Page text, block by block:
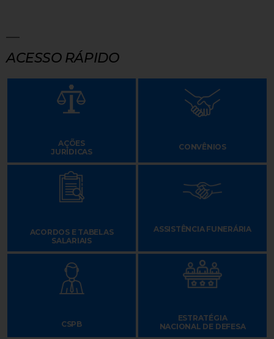
ACESSO RÁPIDO
AÇÕES
JURÍDICAS
CONVÊNIOS
ACORDOS E TABELAS
SALARIAIS
ASSISTÊNCIA FUNERÁRIA
CSPB
ESTRATÉGIA
NACIONAL DE DEFESA